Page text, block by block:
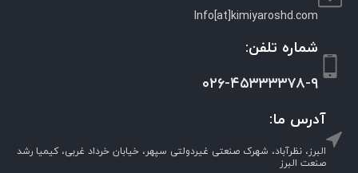
Info[at]kimiyaroshd.com
شماره تلفن:
۰۲۶-۴۵۳۳۳۳۷۸-۹
آدرس ما:
البرز، نظرآباد، شهرک صنعتی غیردولتی سپهر، خیابان خرداد غربی، کیمیا رشد
صنعت البرز